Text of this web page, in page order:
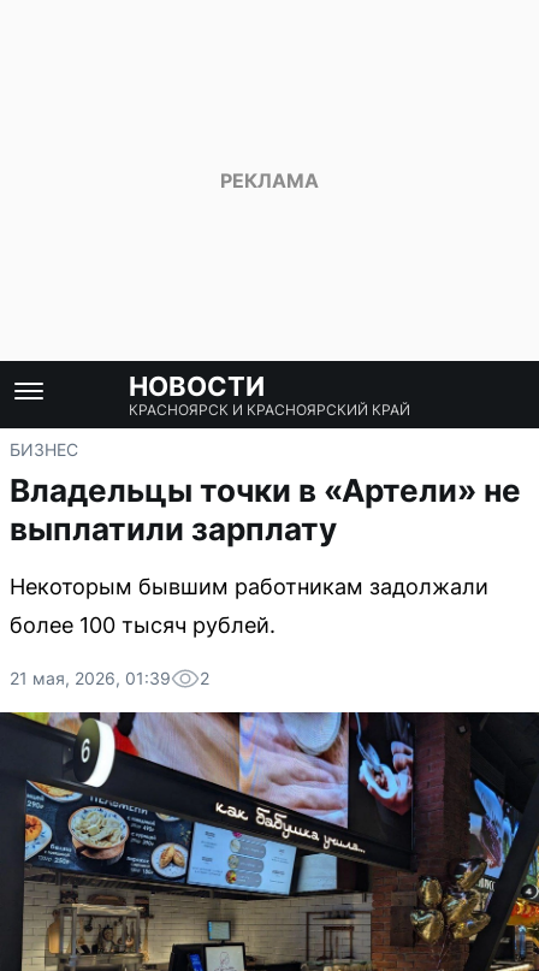
НОВОСТИ
КРАСНОЯРСК И КРАСНОЯРСКИЙ КРАЙ
БИЗНЕС
Владельцы точки в «Артели» не
выплатили зарплату
Некоторым бывшим работникам задолжали
более 100 тысяч рублей.
21 мая, 2026, 01:39 2